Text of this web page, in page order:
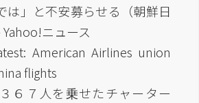
は」と不安募らせる（朝鮮日
ニュース
American Airlines union
flights
６７人を乗せたチャーター